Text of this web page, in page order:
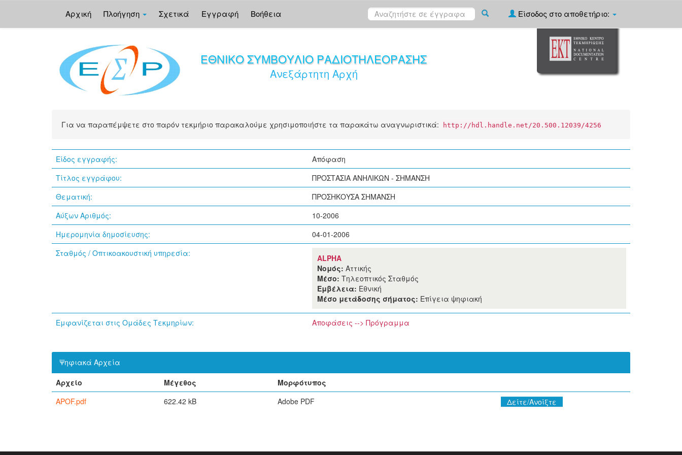
Αρχική Πλοήγηση Σχετικά Εγγραφή Βοήθεια Είσοδος στο αποθετήριο:
ΕΘΝΙΚΟ ΣΥΜΒΟΥΛΙΟ ΡΑΔΙΟΤΗΛΕΟΡΑΣΗΣ
Ανεξάρτητη Αρχή
Για να παραπέμψετε στο παρόν τεκμήριο παρακαλούμε χρησιμοποιήστε τα παρακάτω αναγνωριστικά: http://hdl.handle.net/20.500.12039/4256
Είδος εγγραφής:
Απόφαση
Τίτλος εγγράφου:
ΠΡΟΣΤΑΣΙΑ ΑΝΗΛΙΚΩΝ - ΣΗΜΑΝΣΗ
Θεματική:
ΠΡΟΣΗΚΟΥΣΑ ΣΗΜΑΝΣΗ
Αύξων Αριθμός:
10-2006
Ημερομηνία δημοσίευσης:
04-01-2006
Σταθμός / Οπτικοακουστική υπηρεσία:
ALPHA
Νομός: Αττικής
Μέσο: Τηλεοπτικός Σταθμός
Εμβέλεια: Εθνική
Μέσο μετάδοσης σήματος: Επίγεια ψηφιακή
Εμφανίζεται στις Ομάδες Τεκμηρίων: Αποφάσεις --> Πρόγραμμα
Ψηφιακά Αρχεία
Αρχείο
Μέγεθος
Μορφότυπος
APOF.pdf
622.42 kB Adobe PDF Δείτε/Ανοίξτε